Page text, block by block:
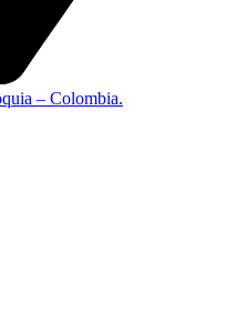
– Colombia.